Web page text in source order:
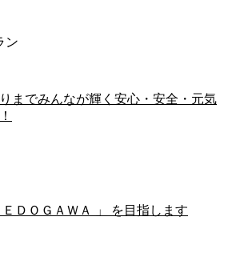
ン
までみんなが輝く安心・安全・元気
ＤＯＧＡＷＡ 」 を目指します